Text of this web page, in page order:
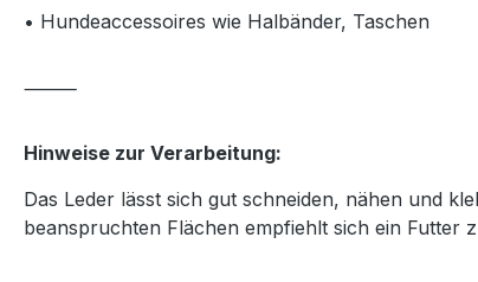
• Hundeaccessoires wie Halbänder, Taschen
⸻
Hinweise zur Verarbeitung:
Das Leder lässt sich gut schneiden, nähen und
beanspruchten Flächen empfiehlt sich ein Futter